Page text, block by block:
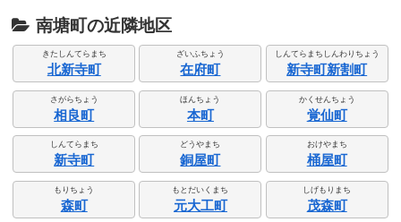
南塘町の近隣地区
きたしんてらまち
北新寺町
ざいふちょう
在府町
しんてらまちしんわりちょう
新寺町新割町
さがらちょう
相良町
ほんちょう
本町
かくせんちょう
覚仙町
しんてらまち
新寺町
どうやまち
銅屋町
おけやまち
桶屋町
もりちょう
森町
もとだいくまち
元大工町
しげもりまち
茂森町